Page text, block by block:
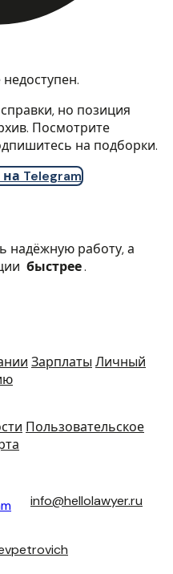
но позиция
Посмотрите
на подборки.
Telegram
надёжную работу, а
быстрее.
Зарплаты Личный
Пользовательское
info@hellolawyer.ru